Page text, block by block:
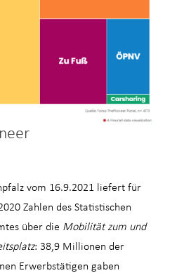
vom 16.9.2021 liefert für
Zahlen des Statistischen
über die Mobilität zum und
: 38,9 Millionen der
Erwerbstätigen gaben